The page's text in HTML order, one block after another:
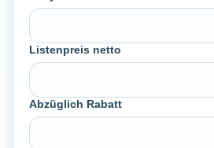
Listenpreis netto
Abzüglich Rabatt